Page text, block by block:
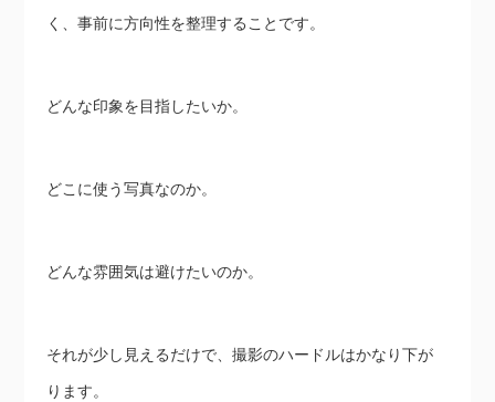
く、事前に方向性を整理することです。
どんな印象を目指したいか。
どこに使う写真なのか。
どんな雰囲気は避けたいのか。
それが少し見えるだけで、撮影のハードルはかなり下が
ります。